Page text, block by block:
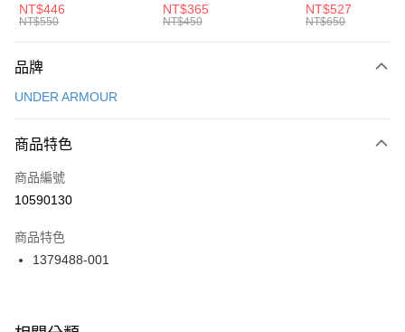
元大商業銀行
台灣樂天信用卡公司
AFTEE先享後付
【關於「AFTEE先享後付」】
便利好安心！
３．安心：先確認商品／服務後，再付款。
【「AFTEE先享後付」結帳流程】
１．於結帳方式選擇「AFTEE先享後付」後，將跳轉至「AFTEE先享後付」
２．訂單成立數日內，您將收到繳費通知簡訊。
３．收到繳費通知簡訊後14天內，點擊此簡訊中的連結，可透過四大超商／
ATM／網路銀行／等多元方式進行付款，方視為交易完成。
※ 交易是否成功請以「AFTEE先享後付 」之結帳頁面顯示為準，若有關於
運送方式
每筆NT$100，滿NT$1,500(含以上)免運費
宅配
每筆NT$100，滿NT$1,500(含以上)免運費
付款後門市自取
每筆NT$100，滿NT$1,500(含以上)免運費
中統襪 FZ3393100
NT$446
NT$550
EMBRDY 男女 短統襪
FZ3073133
NT$365
NT$450
BA5871010
NT$527
NT$650
品牌
UNDER ARMOUR
商品特色
商品編號
10590130
商品特色
1379488-001